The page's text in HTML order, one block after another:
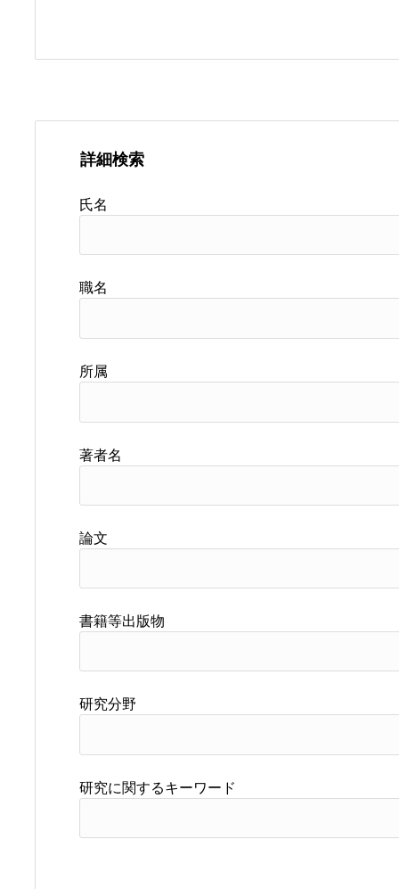
詳細検索
氏名
職名
所属
著者名
論文
書籍等出版物
研究分野
研究に関するキーワード